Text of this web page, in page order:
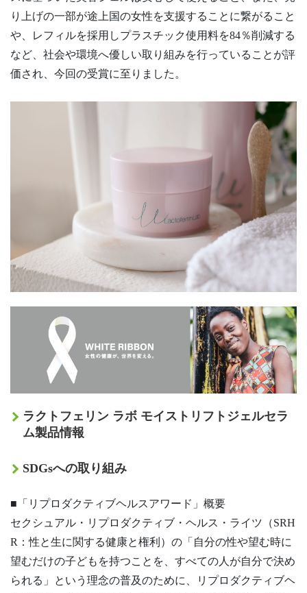
り上げの一部が途上国の女性を支援することに繋がること
や、レフィルを採用しプラスチック使用料を84％削減する
など、社会や環境へ優しい取り組みを行っていることが評
価され、今回の受賞に至りました。
ラクトフェリン ラボ モイストリフトジェルセラ
ム製品情報
SDGsへの取り組み
■「リプロダクティブヘルスアワード」概要
セクシュアル・リプロダクティブ・ヘルス・ライツ（SRH
R：性と生に関する健康と権利）の「⾃分の性や望む時に
望むだけの子どもを持つことを、すべての⼈が⾃分で決め
られる」という理念の普及のために、リプロダクティブヘ